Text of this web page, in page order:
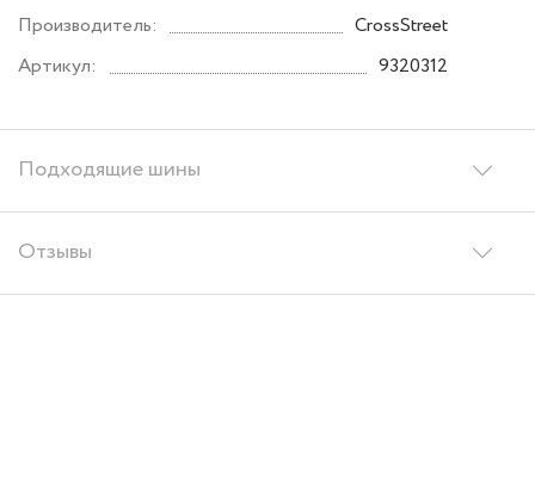
Подходящие шины
Отзывы
Производитель:
CrossStreet
Артикул:
9320312